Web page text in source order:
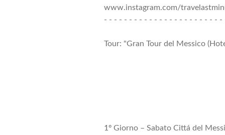
www.instagram.com/
- - - - - - - - - - - - - - - - - - - - - - - -
Tour: "Gran Tour del Messico
1º Giorno – Sabato Cittá del